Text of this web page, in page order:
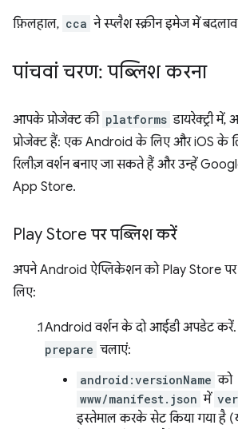
फ़िलहाल, cca ने स्प्लैश स्क्रीन इमेज में बदलाव
पांचवां चरण: पब्लिश करना
आपके प्रोजेक्ट की platforms डायरेक्ट्री
प्रोजेक्ट हैं: एक Android के लिए और iOS के
रिलीज़ वर्शन बनाए जा सकते हैं और उन्हें
App Store.
Play Store पर पब्लिश करें
अपने Android ऐप्लिकेशन को Play Store पर
लिए:
Android वर्शन के दो आईडी अपडेट
prepare चलाएं:
android:versionName को
www/manifest.json में
इस्तेमाल करके सेट किया गया